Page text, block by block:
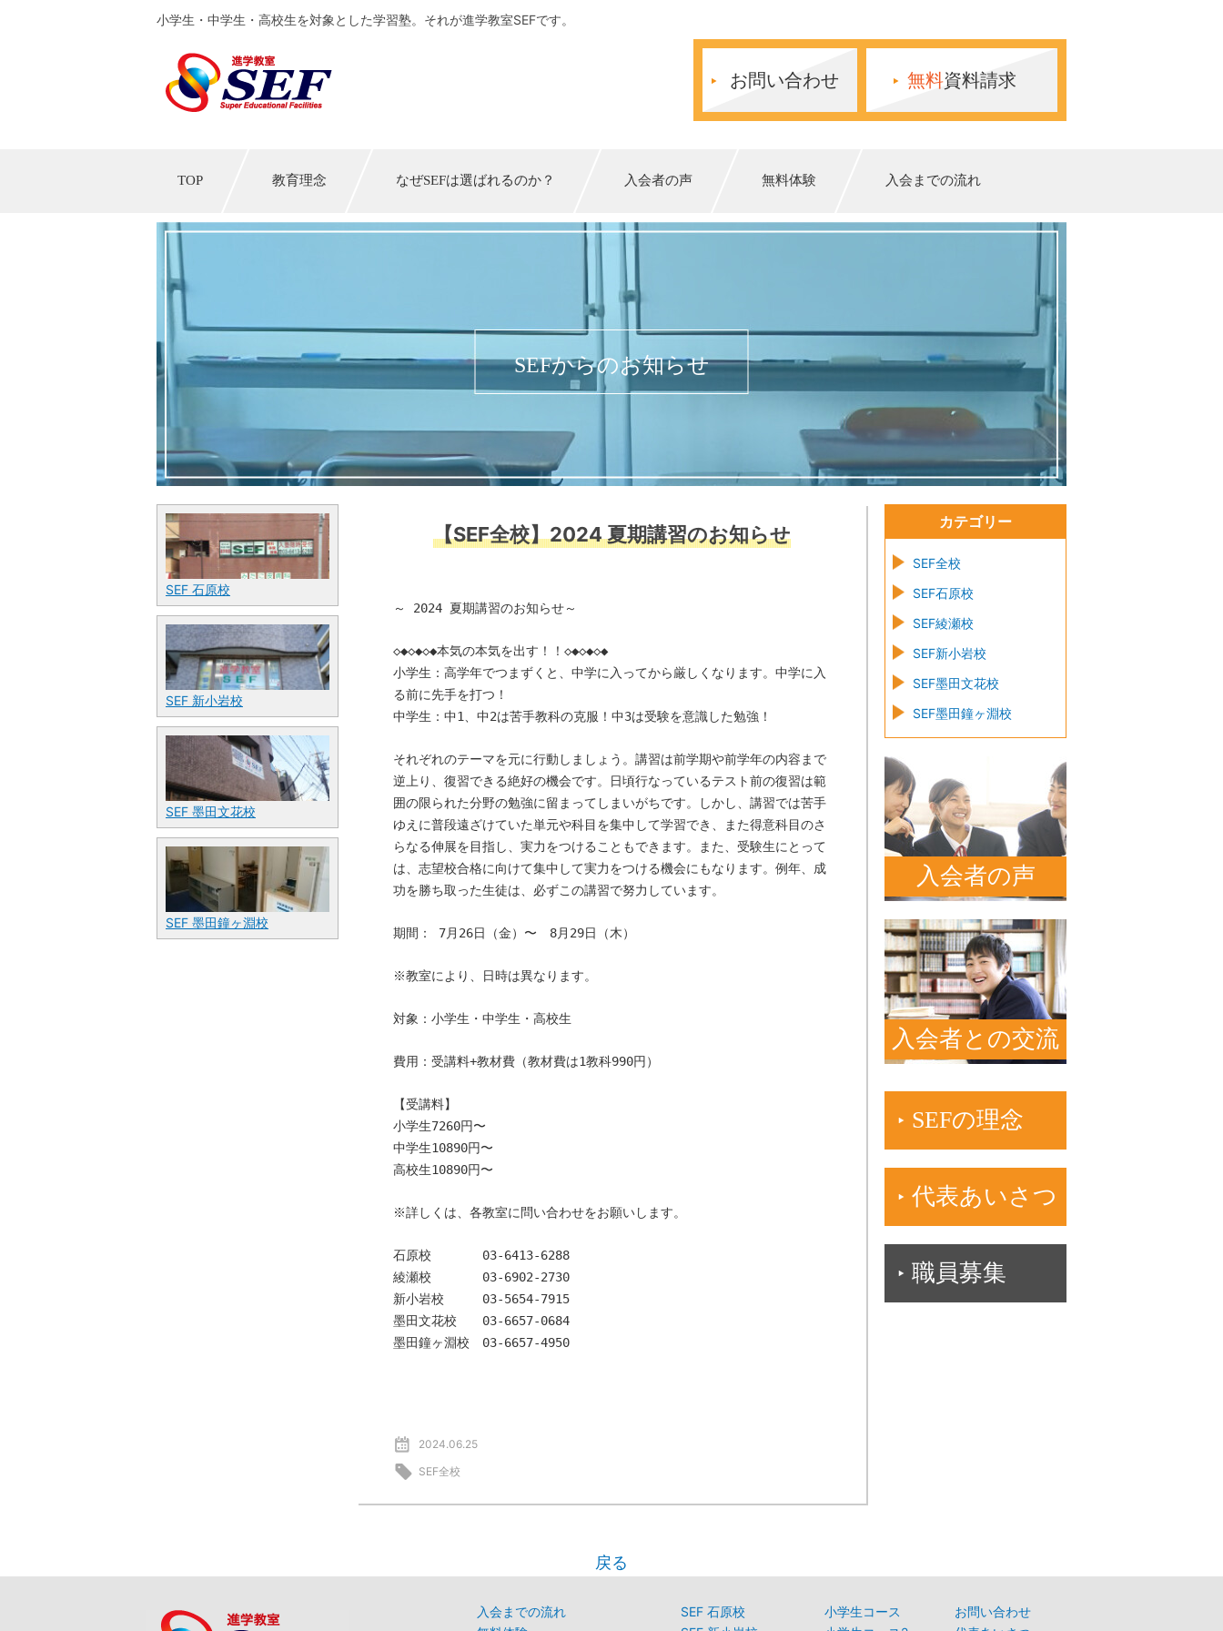
小学生・中学生・高校生を対象とした学習塾。それが進学教室SEFです。
お問い合わせ 無料資料請求
TOP 教育理念 なぜSEFは選ばれるのか？ 入会者の声 無料体験 入会までの流れ
SEFからのお知らせ
カテゴリー
SEF全校
SEF石原校
SEF綾瀬校
SEF新小岩校
SEF墨田文花校
SEF墨田鐘ヶ淵校
SEF 石原校
SEF 新小岩校
SEF 墨田文花校
SEF 墨田鐘ヶ淵校
【SEF全校】2024 夏期講習のお知らせ
～ 2024 夏期講習のお知らせ～
◇◆◇◆◇◆本気の本気を出す！！◇◆◇◆◇◆
小学生：高学年でつまずくと、中学に入ってから厳しくなります。中学に入
る前に先手を打つ！
中学生：中1、中2は苦手教科の克服！中3は受験を意識した勉強！
それぞれのテーマを元に行動しましょう。講習は前学期や前学年の内容まで
逆上り、復習できる絶好の機会です。日頃行なっているテスト前の復習は範
囲の限られた分野の勉強に留まってしまいがちです。しかし、講習では苦手
ゆえに普段遠ざけていた単元や科目を集中して学習でき、また得意科目のさ
らなる伸展を目指し、実力をつけることもできます。また、受験生にとって
は、志望校合格に向けて集中して実力をつける機会にもなります。例年、成
功を勝ち取った生徒は、必ずこの講習で努力しています。
期間： 7月26日（金）〜 8月29日（木）
※教室により、日時は異なります。
対象：小学生・中学生・高校生
費用：受講料+教材費（教材費は1教科990円）
【受講料】
小学生7260円〜
中学生10890円〜
高校生10890円〜
※詳しくは、各教室に問い合わせをお願いします。
石原校 03-6413-6288
綾瀬校 03-6902-2730
新小岩校 03-5654-7915
墨田文花校 03-6657-0684
墨田鐘ヶ淵校 03-6657-4950
2024.06.25
SEF全校
戻る
入会者の声
入会者との交流
SEFの理念
代表あいさつ
職員募集
入会までの流れ
SEF 石原校
小学生コース
お問い合わせ